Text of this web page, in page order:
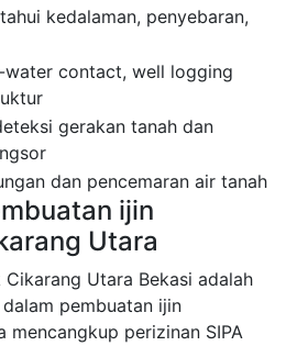
kedalaman, penyebaran,
water contact, well logging
gerakan tanah dan
dan pencemaran air tanah
ijin
Utara
Utara Bekasi adalah
pembuatan ijin
mencangkup perizinan SIPA